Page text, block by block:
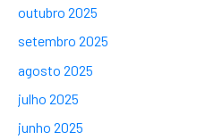
outubro 2025
setembro 2025
agosto 2025
julho 2025
junho 2025